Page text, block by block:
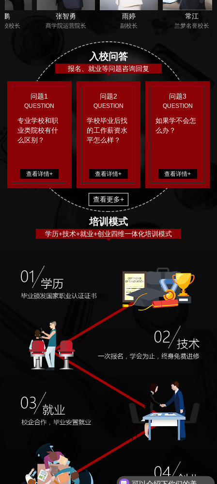
张智勇
商学院运营院长 兰梦名誉校长
入校问答
报名、就业等问题咨询回复
问题1
QUESTION
专业学校和职
业类院校有什
么区别？
查看详情+
问题2
QUESTION
学校毕业后找
的工作薪资水
平怎么样？
查看详情+
问题3
QUESTION
如果学不会怎
么办？
查看详情+
查看更多+
培训模式
学历+技术+就业+创业四维一体化培训模式